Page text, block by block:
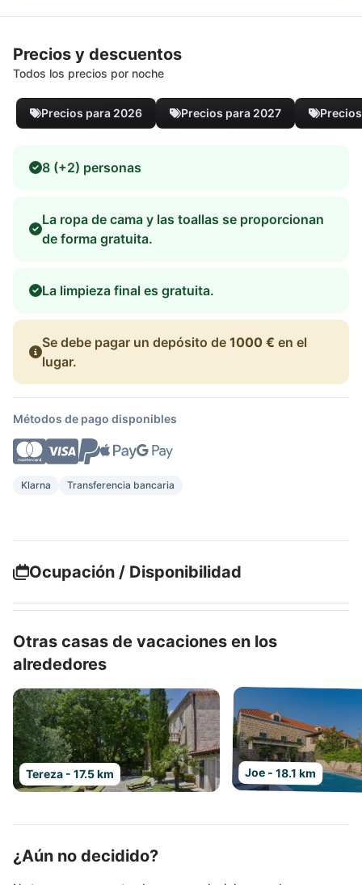
Precios y descuentos
Todos los precios por noche
Precios para 2026 Precios para 2027
8 (+2) personas
La ropa de cama y las toallas se proporcionan
de forma gratuita.
La limpieza final es gratuita.
Se debe pagar un depósito de 1000 € en el
lugar.
Métodos de pago disponibles
Klarna Transferencia bancaria
Ocupación / Disponibilidad
Otras casas de vacaciones en los
alrededores
Tereza - 17.5 km Joe - 18.1 km
¿Aún no decidido?